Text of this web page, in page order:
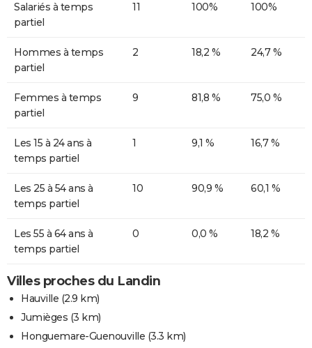
Salariés à temps
partiel
11 100% 100%
Hommes à temps
partiel
2 18,2 % 24,7 %
Femmes à temps
partiel
9 81,8 % 75,0 %
Les 15 à 24 ans à
temps partiel
1 9,1 % 16,7 %
Les 25 à 54 ans à
temps partiel
10 90,9 % 60,1 %
Les 55 à 64 ans à
temps partiel
0 0,0 % 18,2 %
Villes proches du Landin
Hauville (2.9 km)
Jumièges (3 km)
Honguemare-Guenouville (3.3 km)